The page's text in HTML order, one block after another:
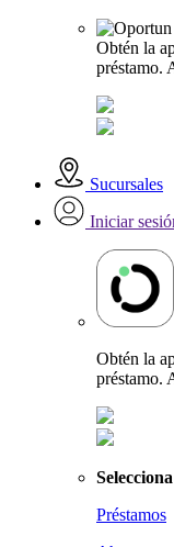
Obtén la
préstamo.
Sucursales
Iniciar
Obtén la
préstamo.
Préstamos